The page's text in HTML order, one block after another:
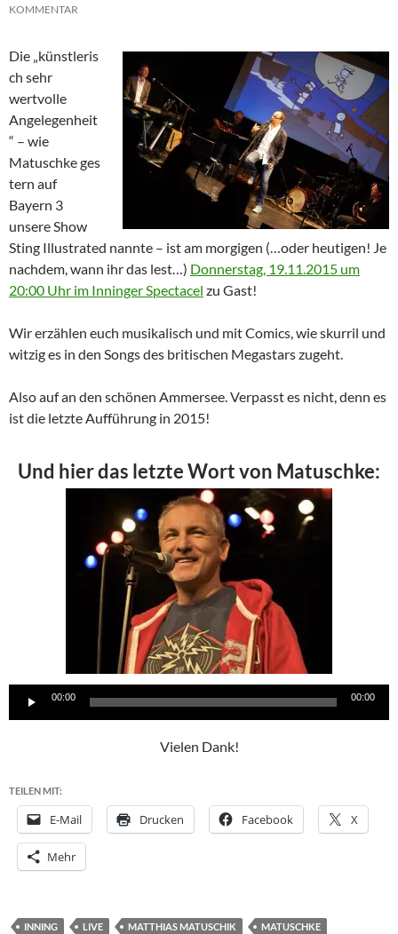
KOMMENTAR
Die „künstleris
ch sehr
wertvolle
Angelegenheit
“ – wie
Matuschke ges
tern auf
Bayern 3
unsere Show
Sting Illustrated nannte – ist am morgigen (…oder heutigen! Je
nachdem, wann ihr das lest…) Donnerstag, 19.11.2015 um
20:00 Uhr im Inninger Spectacel zu Gast!
Wir erzählen euch musikalisch und mit Comics, wie skurril und
witzig es in den Songs des britischen Megastars zugeht.
Also auf an den schönen Ammersee. Verpasst es nicht, denn es
ist die letzte Aufführung in 2015!
Und hier das letzte Wort von Matuschke:
Audio-
00:00 00:00
Vielen Dank!
TEILEN MIT:
E-Mail Drucken Facebook X
Mehr
INNING LIVE MATTHIAS MATUSCHIK
MATUSCHKE